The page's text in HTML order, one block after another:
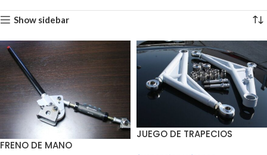
Show sidebar
FRENO DE MANO
JUEGO DE TRAPECIOS